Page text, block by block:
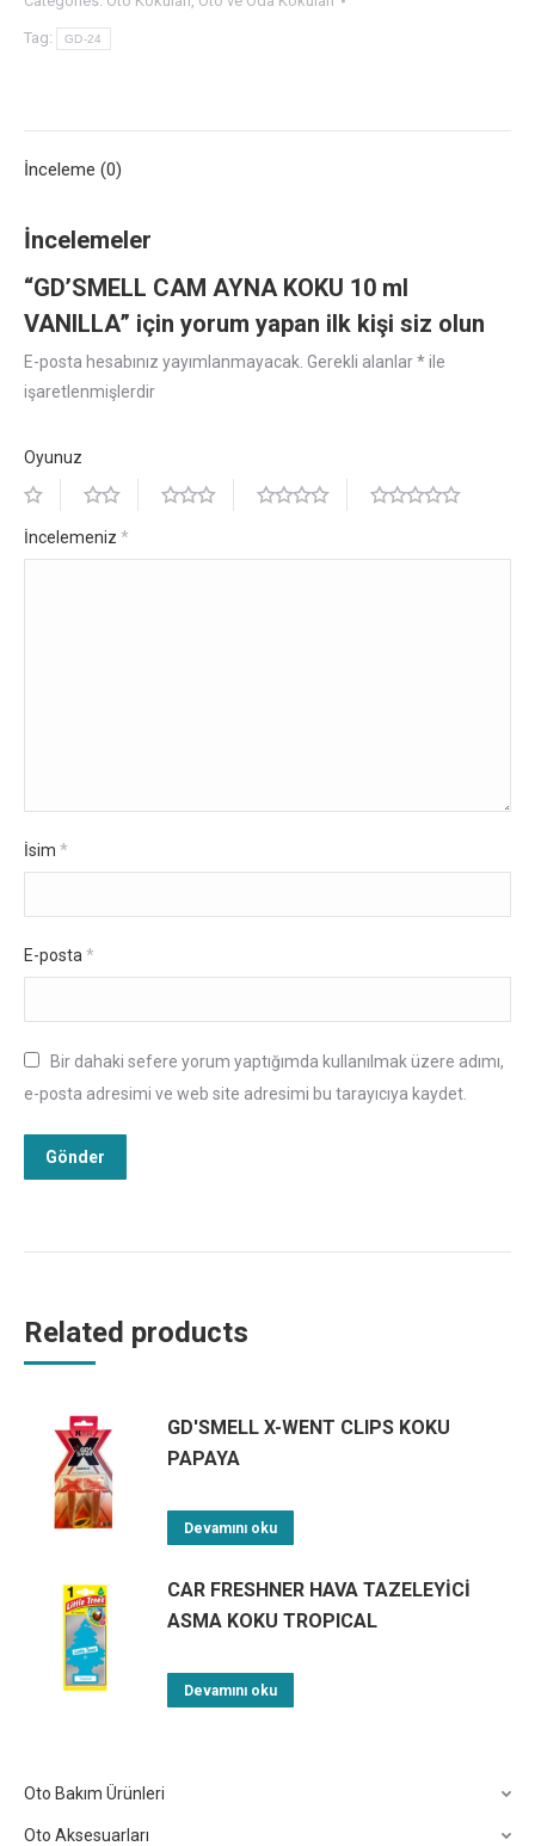
Tag: GD-24
İnceleme (0)
İncelemeler
“GD’SMELL CAM AYNA KOKU 10 ml
VANILLA” için yorum yapan ilk kişi siz olun
E-posta hesabınız yayımlanmayacak. Gerekli alanlar*ile
işaretlenmişlerdir
Oyunuz
İncelemeniz *
İsim *
E-posta *
Bir dahaki sefere yorum yaptığımda kullanılmak üzere adımı,
e-posta adresimi ve web site adresimi bu tarayıcıya kaydet.
Related products
GD'SMELL X-WENT CLIPS KOKU
PAPAYA
Devamını oku
CAR FRESHNER HAVA TAZELEYİCİ
ASMA KOKU TROPICAL
Devamını oku
Oto Bakım Ürünleri
Oto Aksesuarları